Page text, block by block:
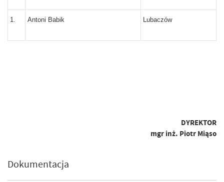
1. Antoni Babik Lubaczów
DYREKTOR
mgr inż. Piotr Miąso
Dokumentacja